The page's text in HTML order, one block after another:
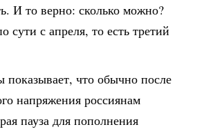
И то верно: сколько можно?
сути с апреля, то есть третий
что обычно после
напряжения россиянам
пауза для пополнения